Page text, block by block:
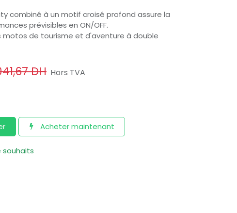
combiné à un motif croisé profond assure la
prévisibles en ON/OFF.
motos de tourisme et d'aventure à double
DH Hors TVA
Acheter maintenant
souhaits